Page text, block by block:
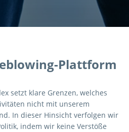
Plattform
setzt klare Grenzen, welches
nicht mit unserem
In dieser Hinsicht verfolgen wir
indem wir keine Verstöße